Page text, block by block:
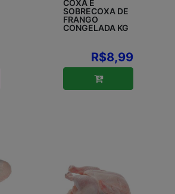
COXA E
SOBRECOXA DE
FRANGO
CONGELADA KG
R$8,99